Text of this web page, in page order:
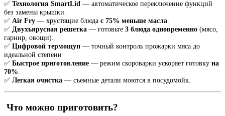
✅ Технология SmartLid — автоматическое переключение функций
без замены крышки.
✅ Air Fry — хрустящие блюда с 75% меньше масла
✅ Двухъярусная решетка — готовьте 3 блюда одновременно (мясо,
гарнир, овощи).
✅ Цифровой термощуп — точный контроль прожарки мяса до
идеальной степени
✅ Быстрое приготовление — режим скороварки ускоряет готовку на
70%
✅ Легкая очистка — съемные детали моются в посудомойк.
Что можно приготовить?